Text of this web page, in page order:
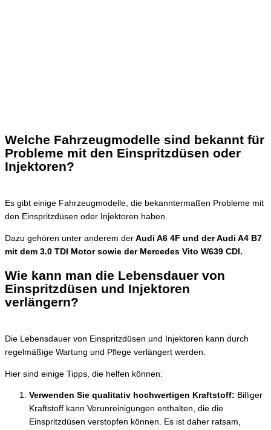
Welche Fahrzeugmodelle sind bekannt für
Probleme mit den Einspritzdüsen oder
Injektoren?
Es gibt einige Fahrzeugmodelle, die bekanntermaßen Probleme mit
den Einspritzdüsen oder Injektoren haben.
Dazu gehören unter anderem der Audi A6 4F und der Audi A4 B7
mit dem 3.0 TDI Motor sowie der Mercedes Vito W639 CDI.
Wie kann man die Lebensdauer von
Einspritzdüsen und Injektoren
verlängern?
Die Lebensdauer von Einspritzdüsen und Injektoren kann durch
regelmäßige Wartung und Pflege verlängert werden.
Hier sind einige Tipps, die helfen können:
Verwenden Sie qualitativ hochwertigen Kraftstoff: Billiger
Kraftstoff kann Verunreinigungen enthalten, die die
Einspritzdüsen verstopfen können. Es ist daher ratsam,